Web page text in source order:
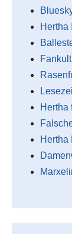
Hertha
Hertha
Hertha